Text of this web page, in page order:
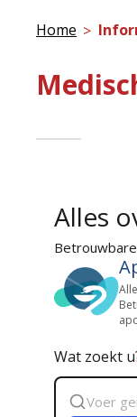
Home
Alles
Wat zoekt
Zoek